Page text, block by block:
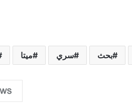
بحث سري ميتا